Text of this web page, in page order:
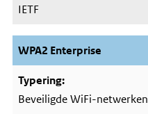
IETF
WPA2 Enterprise
Beveiligde WiFi-netwerken